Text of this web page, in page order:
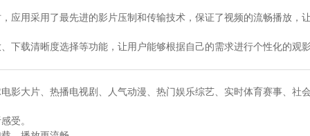
应用采用了最先进的影片压制和传输技术，保证了视频的流畅播放，
下载清晰度选择等功能，让用户能够根据自己的需求进行个性化的观
影大片、热播电视剧、人气动漫、热门娱乐综艺、实时体育赛事、社
受。